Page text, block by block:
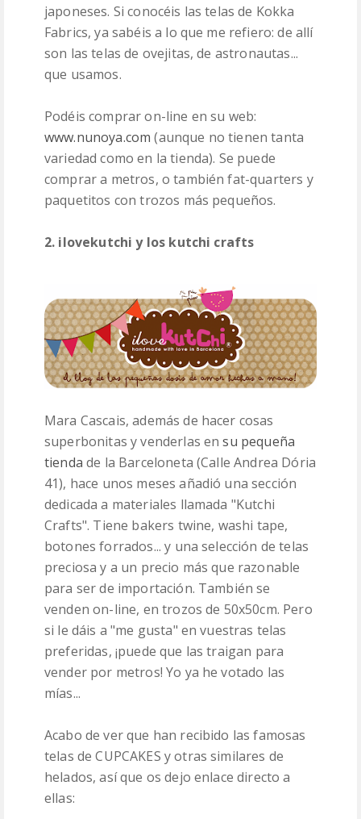
japoneses. Si conocéis las telas de Kokka
Fabrics, ya sabéis a lo que me refiero: de allí
son las telas de ovejitas, de astronautas...
que usamos.
Podéis comprar on-line en su web:
www.nunoya.com (aunque no tienen tanta
variedad como en la tienda). Se puede
comprar a metros, o también fat-quarters y
paquetitos con trozos más pequeños.
2. ilovekutchi y los kutchi crafts
Mara Cascais, además de hacer cosas
superbonitas y venderlas ensu pequeña
tienda de la Barceloneta (Calle Andrea Dória
41), hace unos meses añadió una sección
dedicada a materiales llamada "Kutchi
Crafts". Tiene bakers twine, washi tape,
botones forrados... y una selección de telas
preciosa y a un precio más que razonable
para ser de importación. También se
venden on-line, en trozos de 50x50cm. Pero
si le dáis a "me gusta" en vuestras telas
preferidas, ¡puede que las traigan para
vender por metros! Yo ya he votado las
mías...
Acabo de ver que han recibido las famosas
telas de CUPCAKES y otras similares de
helados, así que os dejo enlace directo a
ellas: